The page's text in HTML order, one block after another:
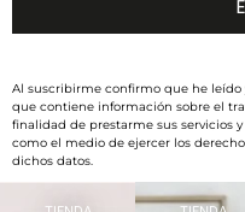
Al suscribirme confirmo que he
que contiene información sobre el
finalidad de prestarme sus servicios
como el medio de ejercer los
dichos datos.